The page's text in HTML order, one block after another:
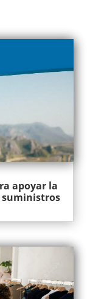
apoyar la
suministros